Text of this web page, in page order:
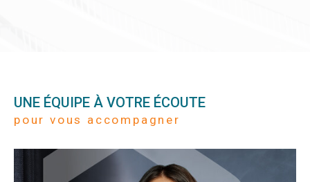
UNE ÉQUIPE À VOTRE ÉCOUTE
pour vous accompagner